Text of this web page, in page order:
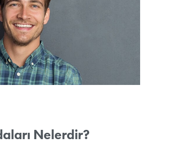
bölgeye, bandajla kapatılmadan önce zar gibi ince
yaptıran kişi 1. gün kontrole geldiğinde de
ve nemlendirici özelliğe sahip özel bakım jelinin
iyileşiyor. Henüz bir gün önce saç ekimi yaptırmış olan
yapılan diğer bölge, ekimin yapıldığı alan. Kişinin
uzman doktorları ve deneyimli ekibi tarafından
uygulamasını, kişi hızlıca öğrenerek sonraki günlerde